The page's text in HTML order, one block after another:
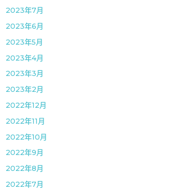
2023年7月
2023年6月
2023年5月
2023年4月
2023年3月
2023年2月
2022年12月
2022年11月
2022年10月
2022年9月
2022年8月
2022年7月